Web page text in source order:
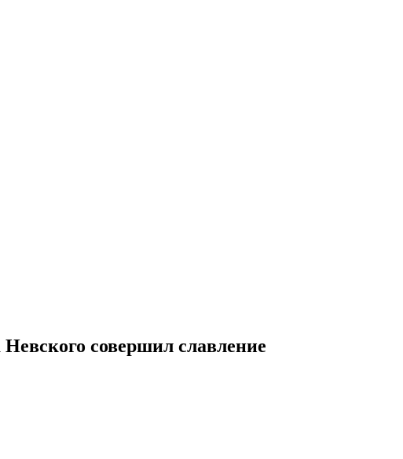
совершил славление